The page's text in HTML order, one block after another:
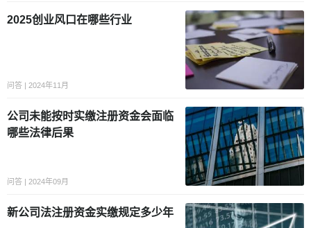
2025创业风口在哪些行业
问答 | 2024年11月
公司未能按时实缴注册资金会面临
哪些法律后果
问答 | 2024年09月
新公司法注册资金实缴规定多少年